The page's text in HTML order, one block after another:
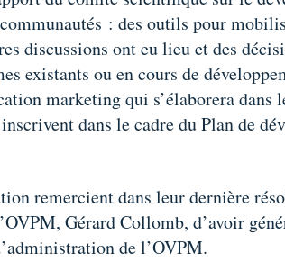
: des outils pour
discussions ont eu lieu et des
existants ou en cours de
marketing qui s’élaborera dans
dans le cadre du Plan de
remercient dans leur dernière
Gérard Collomb, d’avoir
de l’OVPM.